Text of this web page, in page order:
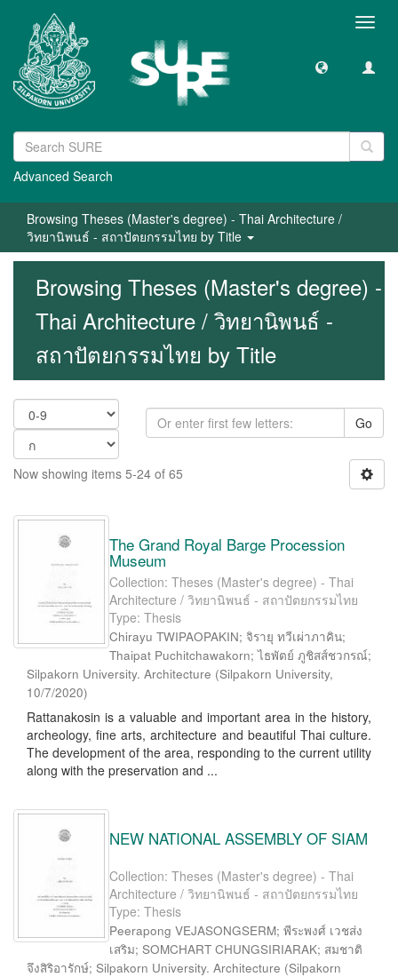
Advanced Search
Browsing Theses (Master's degree) - Thai Architecture /
วิทยานิพนธ์ - สถาปัตยกรรมไทย by Title
Browsing Theses (Master's degree) -
Thai Architecture / วิทยานิพนธ์ -
สถาปัตยกรรมไทย by Title
Go
Now showing items 5-24 of 65
The Grand Royal Barge Procession
Museum
Collection: Theses (Master's degree) - Thai
Architecture / วิทยานิพนธ์ - สถาปัตยกรรมไทย
Type: Thesis
Chirayu TWIPAOPAKIN; จิรายุ ทวีเผ่าภาคิน;
Thaipat Puchitchawakorn; ไธพัตย์ ภูชิสส์ชวกรณ์;
Silpakorn University. Architecture (Silpakorn University,
10/7/2020)
Rattanakosin is a valuable and important area in the history,
archeology, fine arts, architecture and beautiful Thai culture.
The development of the area, responding to the current utility
along with the preservation and ...
NEW NATIONAL ASSEMBLY OF SIAM
Collection: Theses (Master's degree) - Thai
Architecture / วิทยานิพนธ์ - สถาปัตยกรรมไทย
Type: Thesis
Peerapong VEJASONGSERM; พีระพงศ์ เวชส่ง
เสริม; SOMCHART CHUNGSIRIARAK; สมชาติ
จึงสิริอารักษ์; Silpakorn University. Architecture (Silpakorn